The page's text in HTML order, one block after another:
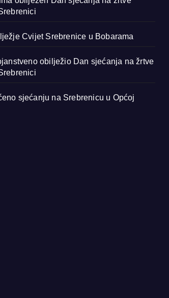
Cvijet Srebrenice u Bobarama
obilježio Dan sjećanja na žrtve
sjećanju na Srebrenicu u Općoj